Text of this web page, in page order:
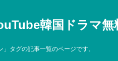
韓国ドラマ無
」タグの記事一覧のページです。